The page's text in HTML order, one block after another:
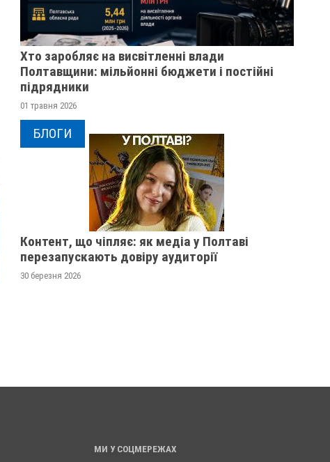
Хто заробляє на висвітленні влади
Полтавщини: мільйонні бюджети і постійні
підрядники
01 травня 2026
БЛОГИ
Контент, що чіпляє: як медіа у Полтаві
перезапускають довіру аудиторії
30 березня 2026
МИ У СОЦМЕРЕЖАХ